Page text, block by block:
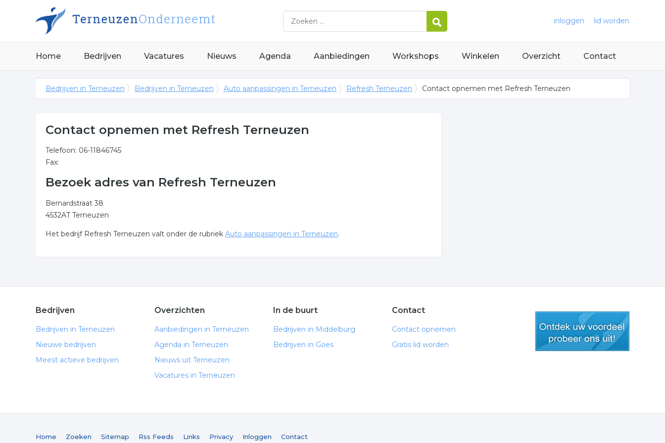
inloggen lid worden
Home Bedrijven Vacatures Nieuws Agenda Aanbiedingen Workshops Winkelen Overzicht Contact
Bedrijven in Terneuzen Bedrijven in Terneuzen Auto aanpassingen in Terneuzen Refresh Terneuzen Contact opnemen met Refresh Terneuzen
Contact opnemen met Refresh Terneuzen
Telefoon: 06-11846745
Fax:
Bezoek adres van Refresh Terneuzen
Bernardstraat 38
4532AT Terneuzen
Het bedrijf Refresh Terneuzen valt onder de rubriek Auto aanpassingen in Terneuzen.
Bedrijven
Bedrijven in Terneuzen
Nieuwe bedrijven
Meest actieve bedrijven
Overzichten
Aanbiedingen in Terneuzen
Agenda in Terneuzen
Nieuws uit Terneuzen
Vacatures in Terneuzen
In de buurt
Bedrijven in Middelburg
Bedrijven in Goes
Contact
Contact opnemen
Gratis lid worden
Home Zoeken Sitemap Rss Feeds Links Privacy Inloggen Contact